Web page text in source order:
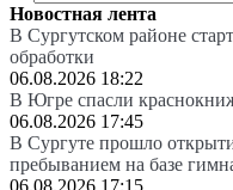
Новостная лента
В Сургутском районе
обработки
06.08.2026 18:22
В Югре спасли
06.08.2026 17:45
В Сургуте прошло
пребыванием на базе
06.08.2026 17:15